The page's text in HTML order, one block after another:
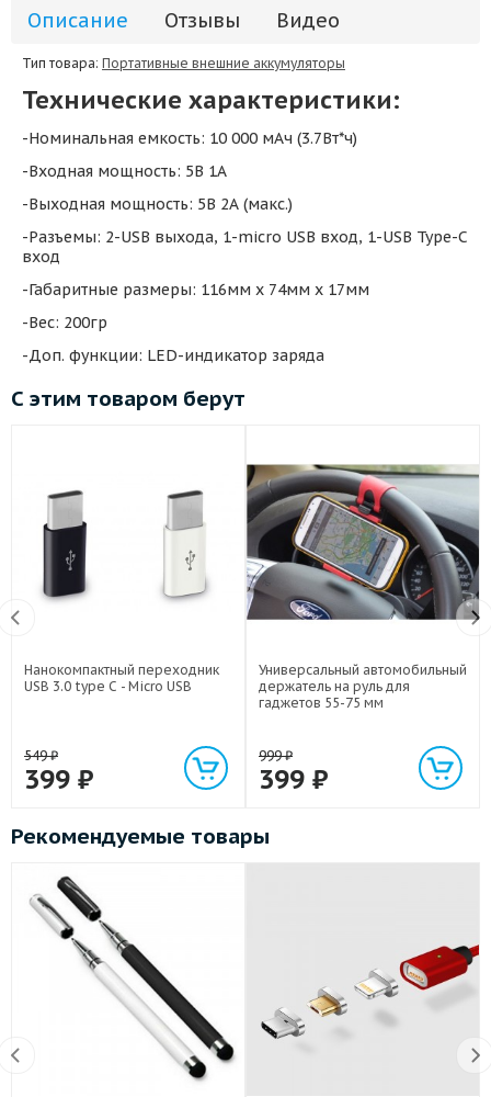
Описание Отзывы Видео
Тип товара: Портативные внешние аккумуляторы
Технические характеристики:
-Номинальная емкость: 10 000 мАч (3.7Вт*ч)
-Входная мощность: 5В 1А
-Выходная мощность: 5В 2А (макс.)
-Разъемы: 2-USB выхода, 1-micro USB вход, 1-USB Type-C
вход
-Габаритные размеры: 116мм х 74мм х 17мм
-Вес: 200гр
-Доп. функции: LED-индикатор заряда
С этим товаром берут
Нанокомпактный переходник
USB 3.0 type C - Micro USB
549₽
399 ₽
Универсальный автомобильный
держатель на руль для
гаджетов 55-75 мм
999₽
399 ₽
Рекомендуемые товары